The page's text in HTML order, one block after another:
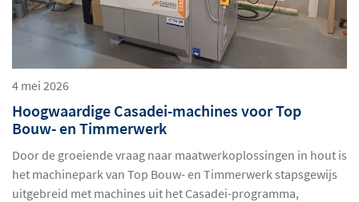
4 mei 2026
Hoogwaardige Casadei-machines voor Top
Bouw- en Timmerwerk
Door de groeiende vraag naar maatwerkoplossingen in hout is
het machinepark van Top Bouw- en Timmerwerk stapsgewijs
uitgebreid met machines uit het Casadei-programma,